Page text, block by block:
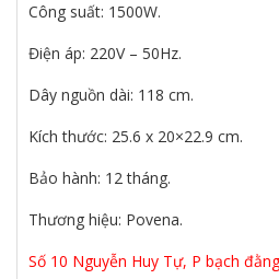
Công suất: 1500W.
Điện áp: 220V – 50Hz.
Dây nguồn dài: 118 cm.
Kích thước: 25.6 x 20×22.9 cm.
Bảo hành: 12 tháng.
Thương hiệu: Povena.
Số 10 Nguyễn Huy Tự, P bạch